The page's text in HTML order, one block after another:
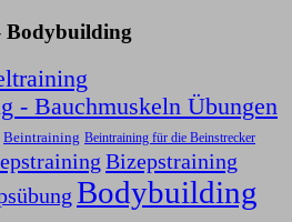
Bodybuilding
- Bauchmuskeln Übungen
Beintraining Beintraining für die Beinstrecker
Bizepstraining
Bodybuilding